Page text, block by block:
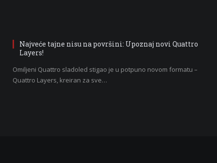
Najveće tajne nisu na površini: Upoznaj novi Quattro
Layers!
Omiljeni Quattro sladoled stigao je u potpuno novom formatu –
Quattro Layers, kreiran za sve…